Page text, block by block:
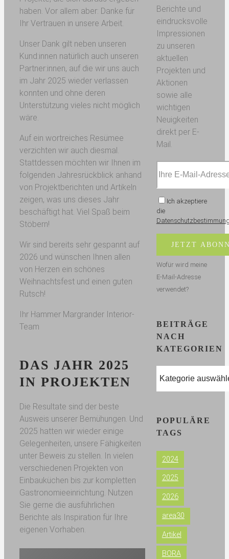
haben. Vor allem aber: Danke für
Ihr Vertrauen in unsere Arbeit.
Unser Dank gilt neben unseren
Kund:innen natürlich auch unseren
Partner:innen, auf die wir uns auch
im Jahr 2025 wieder verlassen
konnten und ohne deren
Unterstützung vieles nicht möglich
wäre.
Auf ein wortreiches Resümee
verzichten wir auch diesmal.
Stattdessen möchten wir Ihnen im
folgenden Jahresrückblick anhand
von Projektberichten und Artikeln
zeigen, was uns dieses Jahr
beschäftigt hat. Viel Spaß beim
Stöbern!
Wir sind bereits sehr gespannt auf
2026 und wünschen Ihnen allen
von Herzen ein schönes
Weihnachtsfest und einen guten
Rutsch!
Ihr Hammer Margrander Interior-
Team
DAS JAHR 2025
IN PROJEKTEN
Die Resultate sind der beste
Ausweis unserer Bemühungen. Und
2025 hatten wir wieder einige
Gelegenheiten, unsere Fähigkeiten
unter Beweis zu stellen. In vielen
verschiedenen Projekten von
Einbauküchen bis zur kompletten
Gastronomieeinrichtung. Nutzen
Sie gerne die ausführlichen
Berichte als Inspiration für Ihre
eigenen Vorhaben.
Berichte und
eindrucksvolle
Impressionen
zu unseren
aktuellen
Projekten und
Aktionen
sowie alle
wichtigen
Neuigkeiten
direkt per E-
Mail.
Ich akzeptiere
die
Wofür wird meine
E-Mail-Adresse
verwendet?
BEITRÄGE
NACH
KATEGORIEN
nach
POPULÄRE
TAGS
2024
2025
2026
area30
Artikel
BORA